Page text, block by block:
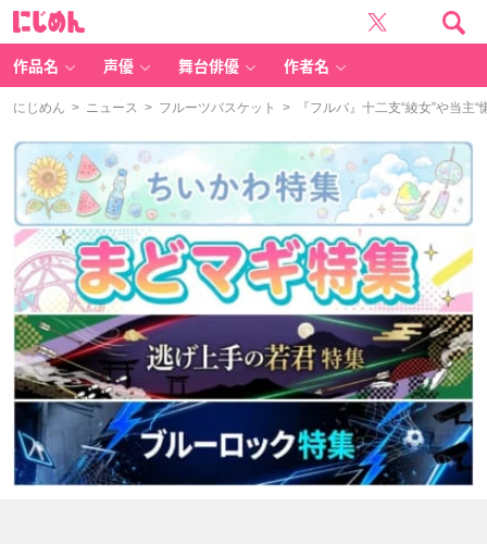
作品名 声優 舞台俳優 作者名
にじめん > ニュース > フルーツバスケット > 『フルバ』十二支“綾女”や当主